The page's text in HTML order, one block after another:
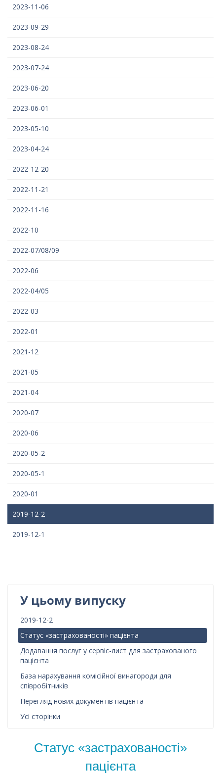
2023-11-06
2023-09-29
2023-08-24
2023-07-24
2023-06-20
2023-06-01
2023-05-10
2023-04-24
2022-12-20
2022-11-21
2022-11-16
2022-10
2022-07/08/09
2022-06
2022-04/05
2022-03
2022-01
2021-12
2021-05
2021-04
2020-07
2020-06
2020-05-2
2020-05-1
2020-01
2019-12-2
2019-12-1
У цьому випуску
2019-12-2
Статус «застрахованості» пацієнта
Додавання послуг у сервіс-лист для застрахованого
пацієнта
База нарахування комісійної винагороди для
співробітників
Перегляд нових документів пацієнта
Усі сторінки
Статус «застрахованості»
пацієнта